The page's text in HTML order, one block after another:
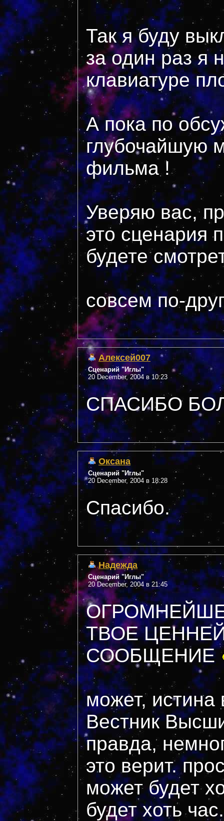
Так я буду
за один раз я
клавиатуре
А пока по
глубочайшую
фильма !
Уверяю вас,
это сценария
будете
совсем по-
Алексей007
Сценарий "Иглы"
20 December, 2004 в 10:23
СПАСИБО
Оксана
Сценарий "Иглы"
20 December, 2004 в 18:28
Спасибо.
Надежда
Сценарий "Иглы"
20 December, 2004 в 21:45
ТВОЕ
СООБЩЕНИЕ
может, истина
Вестник
правда,
это верит.
может будет
будет хоть